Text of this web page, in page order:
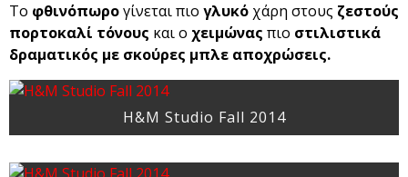
Το φθινόπωρογίνεται πιο γλυκό χάρη στους ζεστούς
πορτοκαλί τόνους και ο χειμώνας πιο στιλιστικά
δραματικός με σκούρες μπλε αποχρώσεις.
H&M Studio Fall 2014